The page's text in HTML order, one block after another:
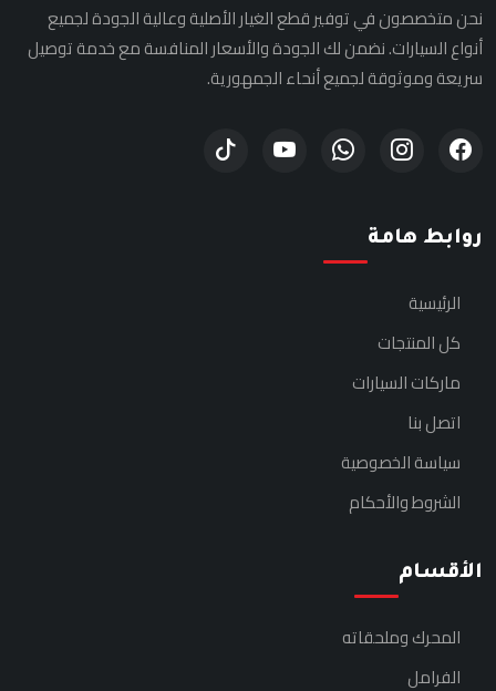
نحن متخصصون في توفير قطع الغيار الأصلية وعالية الجودة لجميع
أنواع السيارات. نضمن لك الجودة والأسعار المنافسة مع خدمة توصيل
سريعة وموثوقة لجميع أنحاء الجمهورية.
روابط هامة
الرئيسية
كل المنتجات
ماركات السيارات
اتصل بنا
سياسة الخصوصية
الشروط والأحكام
الأقسام
المحرك وملحقاته
الفرامل